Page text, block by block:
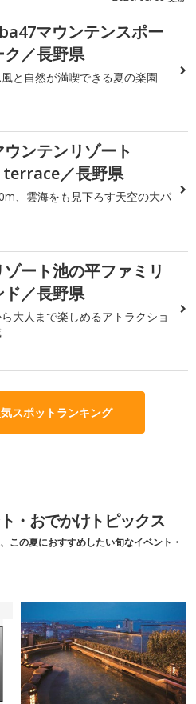
マウンテンスポー
ク／長野県
と自然が満喫できる夏の楽園
ンテンリゾート
terrace／長野県
、雲海をも見下ろす天空の大パ
ート池の平ファミリ
ド／長野県
大人まで楽しめるアトラクショ
スポットランキング
・おでかけトピックス
この夏におすすめしたい旬なイベント・